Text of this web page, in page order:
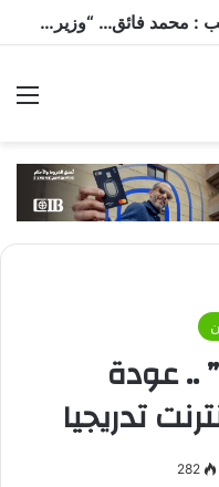
السفير دكتور محمد حجازي يكتب : محمد فائق… “وزير إفريقيا” الذي حمل رسالة القاهرة إلى القارة السمراء
.. عودة
تدريجيا
282